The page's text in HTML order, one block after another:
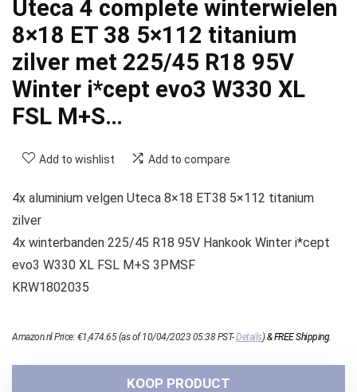
Uteca 4 complete winterwielen
8×18 ET 38 5×112 titanium
zilver met 225/45 R18 95V
Winter i*cept evo3 W330 XL
FSL M+S…
Add to wishlist Add to compare
4x aluminium velgen Uteca 8×18 ET38 5×112 titanium
zilver
4x winterbanden 225/45 R18 95V Hankook Winter i*cept
evo3 W330 XL FSL M+S 3PMSF
KRW1802035
Amazon.nl Price:€1,474.65(as of 10/04/2023 05:38 PST-Details)&FREE Shipping.
KOOP PRODUCT